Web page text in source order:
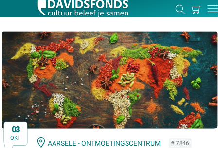
Zoeken
Mijn
03
OKT
AARSELE - ONTMOETINGSCENTRUM # 7846
Zoek:
Zoeken